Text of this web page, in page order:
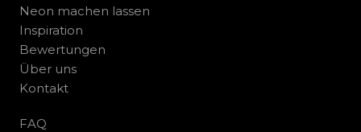
Neon machen lassen
Inspiration
Bewertungen
Über uns
Kontakt
FAQ